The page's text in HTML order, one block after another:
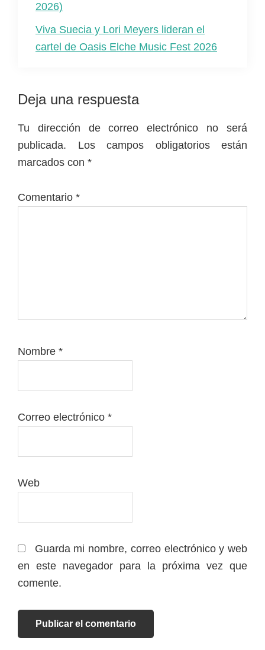
2026)
Viva Suecia y Lori Meyers lideran el
cartel de Oasis Elche Music Fest 2026
Interacciones
con
los
lectores
Deja una respuesta
Tu dirección de correo electrónico no será
publicada.
Los campos obligatorios están
marcados con *
Comentario *
Nombre *
Correo electrónico *
Web
Guarda mi nombre, correo electrónico y web
en este navegador para la próxima vez que
comente.